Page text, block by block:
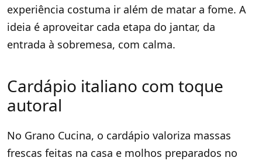
experiência costuma ir além de matar a fome. A
ideia é aproveitar cada etapa do jantar, da
entrada à sobremesa, com calma.
Cardápio italiano com toque
autoral
No Grano Cucina, o cardápio valoriza massas
frescas feitas na casa e molhos preparados no